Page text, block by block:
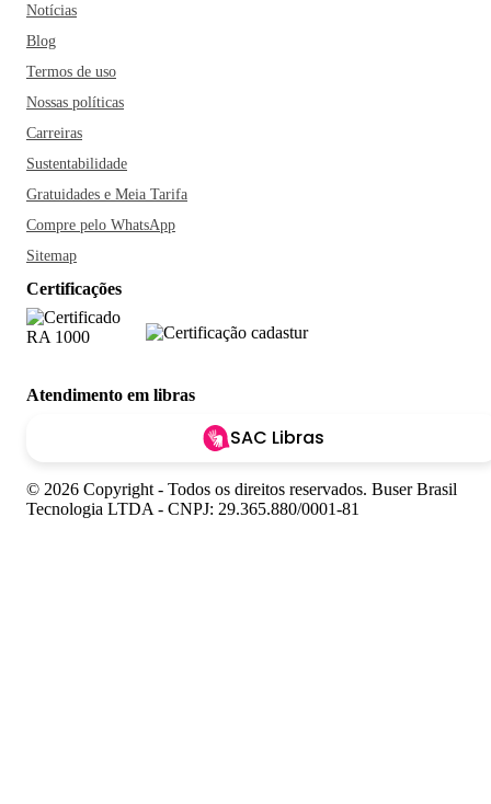
Notícias
Blog
Termos de uso
Nossas políticas
Carreiras
Sustentabilidade
Gratuidades e Meia Tarifa
Compre pelo WhatsApp
Sitemap
Certificações
Atendimento em libras
SAC Libras
© 2026 Copyright - Todos os direitos reservados. Buser Brasil
Tecnologia LTDA - CNPJ: 29.365.880/0001-81